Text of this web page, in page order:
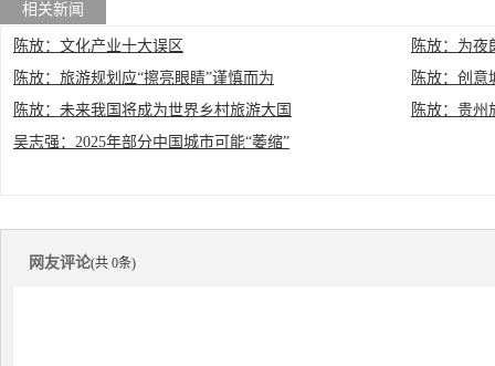
相关新闻
陈放：文化产业十大误区
陈放：为夜
陈放：旅游规划应“擦亮眼睛”谨慎而为
陈放：创意
陈放：未来我国将成为世界乡村旅游大国
陈放：贵州
吴志强：2025年部分中国城市可能“萎缩”
网友评论(共 0条)